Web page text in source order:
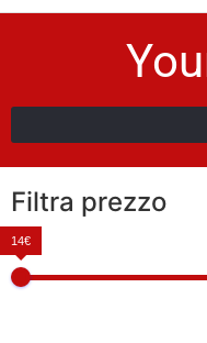
Filtra prezzo
14€